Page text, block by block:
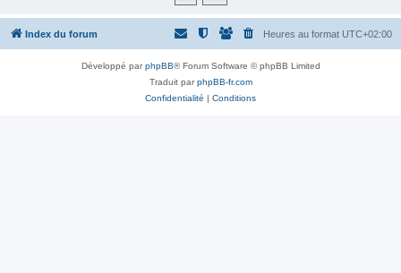
Index du forum Heures au format UTC+02:00
Développé parphpBB® Forum Software © phpBB Limited
Traduit parphpBB-fr.com
Confidentialité | Conditions